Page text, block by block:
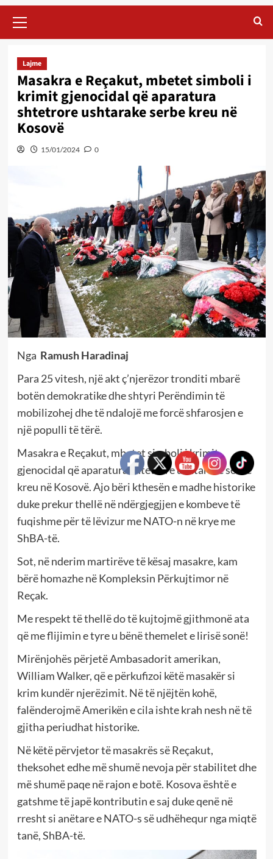
Menu
Lajme
Masakra e Reçakut, mbetet simboli i
krimit gjenocidal që aparatura
shtetrore ushtarake serbe kreu në
Kosovë
15/01/2024 0
Nga Ramush Haradinaj
Para 25 vitesh, një akt ç’njerëzor tronditi mbarë
botën demokratike dhe shtyri Perëndimin të
mobilizohej dhe të ndalojë me forcë shfarosjen e
një populli të tërë.
Masakra e Reçakut, mbetet simboli i krimit
gjenocidal që aparatura shtetrore ushtarake serbe
kreu në Kosovë. Ajo bëri kthesën e madhe historike
duke prekur thellë në ndërgjegjjen e kombeve të
fuqishme për të lëvizur me NATO-n në krye me
ShBA-të.
Sot, në nderim martirëve të kësaj masakre, kam
bërë homazhe në Kompleksin Përkujtimor në
Reçak.
Me respekt të thellë do të kujtojmë gjithmonë ata
që me flijimin e tyre u bënë themelet e lirisë sonë!
Mirënjohës përjetë Ambasadorit amerikan,
William Walker, që e përkufizoi këtë masakër si
krim kundër njerëzimit. Në të njëjtën kohë,
falënderojmë Amerikën e cila ishte krah nesh në të
gjitha periudhat historike.
Në këtë përvjetor të masakrës së Reçakut,
theksohet edhe më shumë nevoja për stabilitet dhe
më shumë paqe në rajon e botë. Kosova është e
gatshme të japë kontributin e saj duke qenë në
rresht si anëtare e NATO-s së udhëhequr nga miqtë
tanë, ShBA-të.